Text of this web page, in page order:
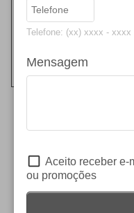
Telefone: (xx) xxxx - xxxx
Mensagem
Aceito receber e-
ou promoções